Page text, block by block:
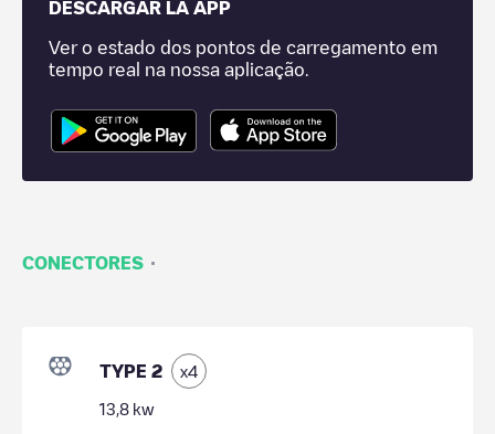
DESCARGAR LA APP
Ver o estado dos pontos de carregamento em
tempo real na nossa aplicação.
CONECTORES ·
TYPE 2 x4
13,8 kw